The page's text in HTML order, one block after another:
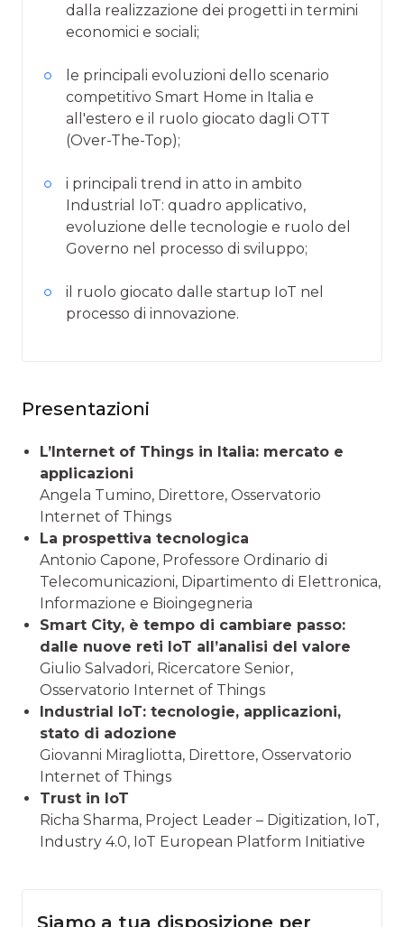
dalla realizzazione dei progetti in termini
economici e sociali;
le principali evoluzioni dello scenario
competitivo Smart Home in Italia e
all'estero e il ruolo giocato dagli OTT
(Over-The-Top);
i principali trend in atto in ambito
Industrial IoT: quadro applicativo,
evoluzione delle tecnologie e ruolo del
Governo nel processo di sviluppo;
il ruolo giocato dalle startup IoT nel
processo di innovazione.
Presentazioni
L’Internet of Things in Italia: mercato e
applicazioni
Angela Tumino, Direttore, Osservatorio
Internet of Things
La prospettiva tecnologica
Antonio Capone, Professore Ordinario di
Telecomunicazioni, Dipartimento di Elettronica,
Informazione e Bioingegneria
Smart City, è tempo di cambiare passo:
dalle nuove reti IoT all’analisi del valore
Giulio Salvadori, Ricercatore Senior,
Osservatorio Internet of Things
Industrial IoT: tecnologie, applicazioni,
stato di adozione
Giovanni Miragliotta, Direttore, Osservatorio
Internet of Things
Trust in IoT
Richa Sharma, Project Leader – Digitization, IoT,
Industry 4.0, IoT European Platform Initiative
Siamo a tua disposizione per